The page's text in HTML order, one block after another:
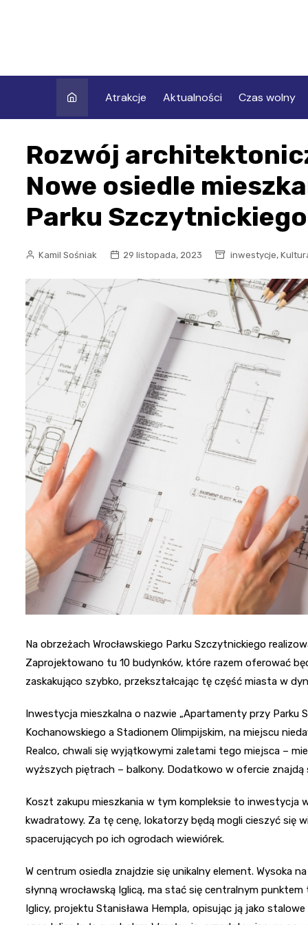
Atrakcje Aktualności Czas wolny
Rozwój
Nowe osiedle
Parku Szczytnickiego
Kamil Sośniak 29 listopada, 2023 inwestycje,
Na obrzeżach Wrocławskiego Parku Szczytnickiego
Zaprojektowano tu 10 budynków, które razem oferować
zaskakująco szybko, przekształcając tę część miasta w
Inwestycja mieszkalna o nazwie „Apartamenty przy Parku
Kochanowskiego a Stadionem Olimpijskim, na miejscu
Realco, chwali się wyjątkowymi zaletami tego miejsca –
wyższych piętrach – balkony. Dodatkowo w ofercie
Koszt zakupu mieszkania w tym kompleksie to inwestycja
kwadratowy. Za tę cenę, lokatorzy będą mogli cieszyć się
spacerujących po ich ogrodach wiewiórek.
W centrum osiedla znajdzie się unikalny element. Wysoka
słynną wrocławską Iglicą, ma stać się centralnym
Iglicy, projektu Stanisława Hempla, opisując ją jako